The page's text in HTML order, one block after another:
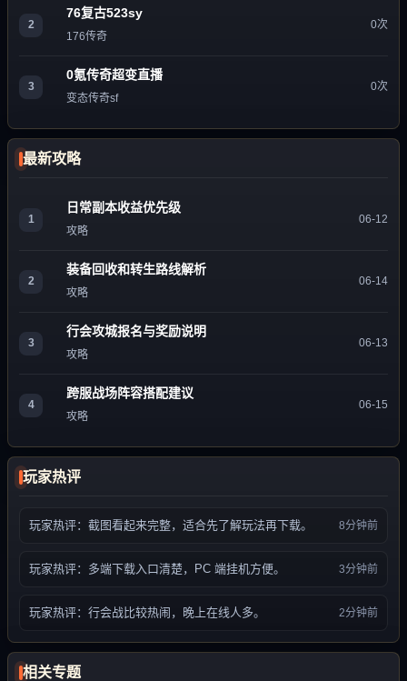
2
76复古523sy
176传奇
0次
3
0氪传奇超变直播
变态传奇sf
0次
最新攻略
1
日常副本收益优先级
攻略
06-12
2
装备回收和转生路线解析
攻略
06-14
3
行会攻城报名与奖励说明
攻略
06-13
4
跨服战场阵容搭配建议
攻略
06-15
玩家热评
玩家热评：截图看起来完整，适合先了解玩法再下载。 8分钟前
玩家热评：多端下载入口清楚，PC 端挂机方便。 3分钟前
玩家热评：行会战比较热闹，晚上在线人多。 2分钟前
相关专题